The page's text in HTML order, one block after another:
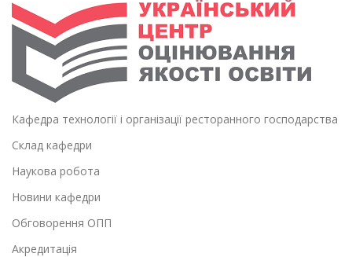
Кафедра технології і організації ресторанного господарства
Склад кафедри
Наукова робота
Новини кафедри
Обговорення ОПП
Акредитація